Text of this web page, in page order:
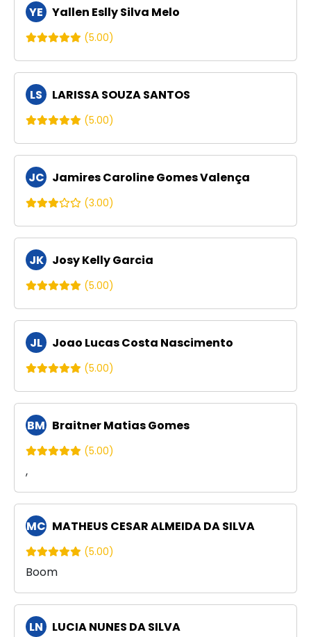
YE Yallen Eslly Silva Melo
(5.00)
LS LARISSA SOUZA SANTOS
(5.00)
JC Jamires Caroline Gomes Valença
(3.00)
JK Josy Kelly Garcia
(5.00)
JL Joao Lucas Costa Nascimento
(5.00)
BM Braitner Matias Gomes
(5.00)
,
MC MATHEUS CESAR ALMEIDA DA SILVA
(5.00)
Boom
LN LUCIA NUNES DA SILVA